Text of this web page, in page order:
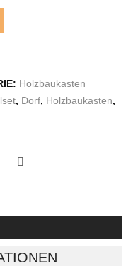
Holzbaukasten
, Dorf, Holzbaukasten,